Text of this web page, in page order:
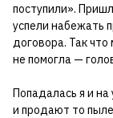
поступили».
успели набежать
договора. Так что
не помогла —
Попадалась я и
и продают то